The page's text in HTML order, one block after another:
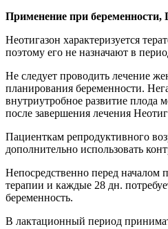
Применение при беременности,
Неотигазон характеризуется
поэтому его не назначают в
Не следует проводить лечение
планирования беременности.
внутриутробное развитие плода
после завершения лечения
Пациенткам репродуктивного
дополнительно использовать
Непосредственно перед началом
терапии и каждые 28 дн.
беременность.
В лактационный период